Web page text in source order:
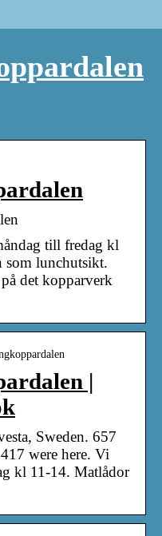
till fredag kl
som lunchutsikt.
det kopparverk
|
Sweden. 657
were here. Vi
kl 11-14. Matlådor